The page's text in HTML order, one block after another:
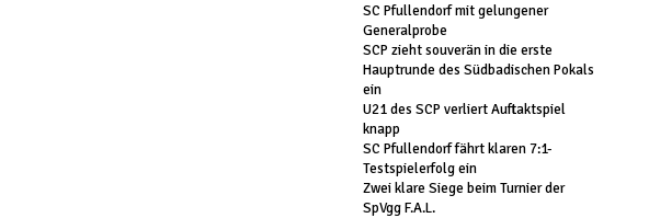
SC Pfullendorf mit gelungener
Generalprobe
SCP zieht souverän in die erste
Hauptrunde des Südbadischen Pokals
ein
U21 des SCP verliert Auftaktspiel
knapp
SC Pfullendorf fährt klaren 7:1-
Testspielerfolg ein
Zwei klare Siege beim Turnier der
SpVgg F.A.L.